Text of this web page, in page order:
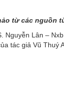
từ các nguồn
Lân –
tác giả Vũ Thuý